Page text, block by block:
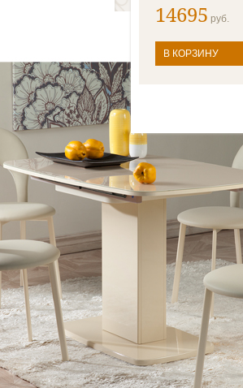
14695 руб.
В КОРЗИНУ